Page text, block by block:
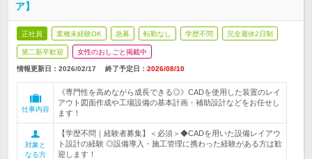
ア】
正社員 業種未経験OK 急募 転勤なし 学歴不問 完全週休2日制
第二新卒歓迎 女性のおしごと掲載中
情報更新日：2026/02/17 終了予定日： 2026/08/10
仕事内容
《専門性を高めながら成長できる◎》CADを使用した装置のレイ
アウト図面作成や工場設備の基本計画・補助設計などをお任せし
ます！
対象と
なる方
【学歴不問｜経験者募集】＜必須＞◆CADを用いた設備レイアウ
ト設計の経験 ◎設備導入・施工管理に携わった経験がある方は歓
迎します！